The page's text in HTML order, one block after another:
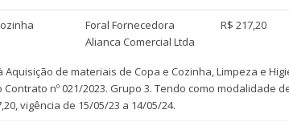
Foral Fornecedora
Alianca Comercial Ltda
R$ 217,20
de materiais de Copa e Cozinha, Limpeza e
nº 021/2023. Grupo 3. Tendo como modalidade
vigência de 15/05/23 a 14/05/24.